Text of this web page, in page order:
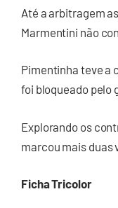
Até a arbitragem
Marmentini não
Pimentinha teve a
foi bloqueado pelo
Explorando os
marcou mais duas
Ficha Tricolor